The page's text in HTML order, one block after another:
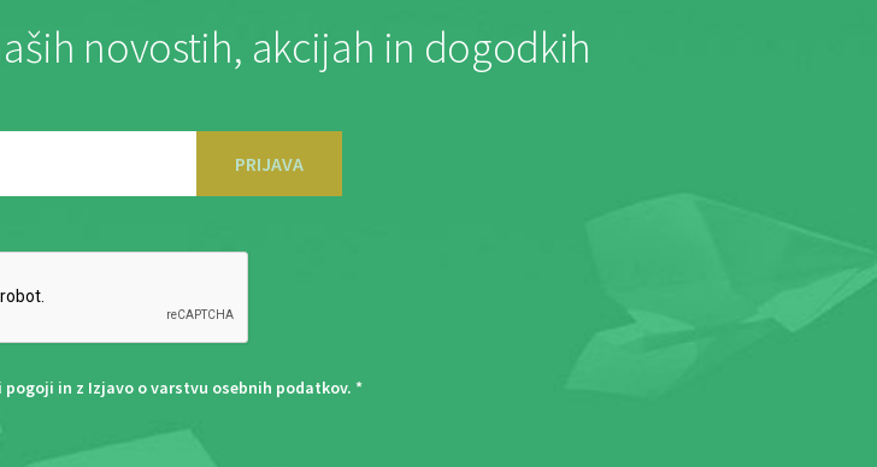
novostih, akcijah in dogodkih
PRIJAVA
pogoji in z Izjavo o varstvu osebnih podatkov. *